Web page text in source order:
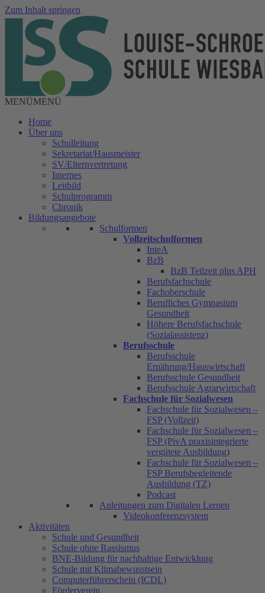
Zum Inhalt springen
MENÜMENÜ
Home
Über uns
Schulleitung
Sekretariat/Hausmeister
SV/Elternvertretung
Internes
Leitbild
Schulprogramm
Chronik
Bildungsangebote
Schulformen
Vollzeitschulformen
InteA
BzB
BzB Teilzeit plus APH
Berufsfachschule
Fachoberschule
Berufliches Gymnasium
Gesundheit
Höhere Berufsfachschule
(Sozialassistenz)
Berufsschule
Berufsschule
Ernährung/Hauswirtschaft
Berufsschule Gesundheit
Berufsschule Agrarwirtschaft
Fachschule für Sozialwesen
Fachschule für Sozialwesen –
FSP (Vollzeit)
Fachschule für Sozialwesen –
FSP (PivA praxisintegrierte
vergütete Ausbildung)
Fachschule für Sozialwesen –
FSP Berufsbegleitende
Ausbildung (TZ)
Podcast
Anleitungen zum Digitalen Lernen
Videokonferenzsystem
Aktivitäten
Schule und Gesundheit
Schule ohne Rassismus
BNE-Bildung für nachhaltige Entwicklung
Schule mit Klimabewusstsein
Computerführerschein (ICDL)
Förderverein